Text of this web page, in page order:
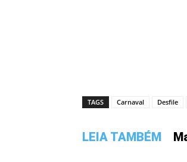
TAGS Carnaval Desfile
LEIA TAMBÉM